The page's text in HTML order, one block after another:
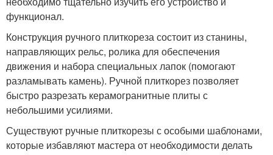
функционал.
Конструкция ручного плиткореза состоит из станины,
направляющих рельс, ролика для обеспечения
движения и набора специальных лапок (помогают
разламывать камень). Ручной плиткорез позволяет
быстро разрезать керамогранитные плиты с
небольшими усилиями.
Существуют ручные плиткорезы с особыми шаблонами,
которые избавляют мастера от необходимости делать